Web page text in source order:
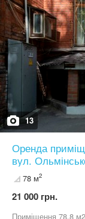
13
Оренда
вул.
78 м2
21 000 грн.
Приміщення 78.8